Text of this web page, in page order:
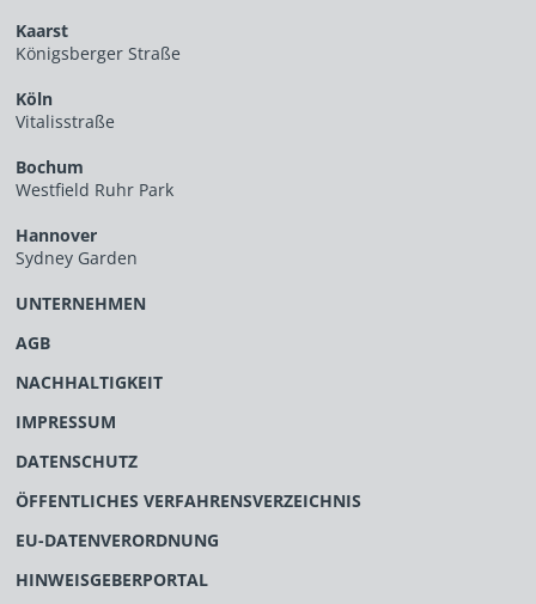
Kaarst
Königsberger Straße
Köln
Vitalisstraße
Bochum
Westfield Ruhr Park
Hannover
Sydney Garden
UNTERNEHMEN
AGB
NACHHALTIGKEIT
IMPRESSUM
DATENSCHUTZ
ÖFFENTLICHES VERFAHRENSVERZEICHNIS
EU-DATENVERORDNUNG
HINWEISGEBERPORTAL